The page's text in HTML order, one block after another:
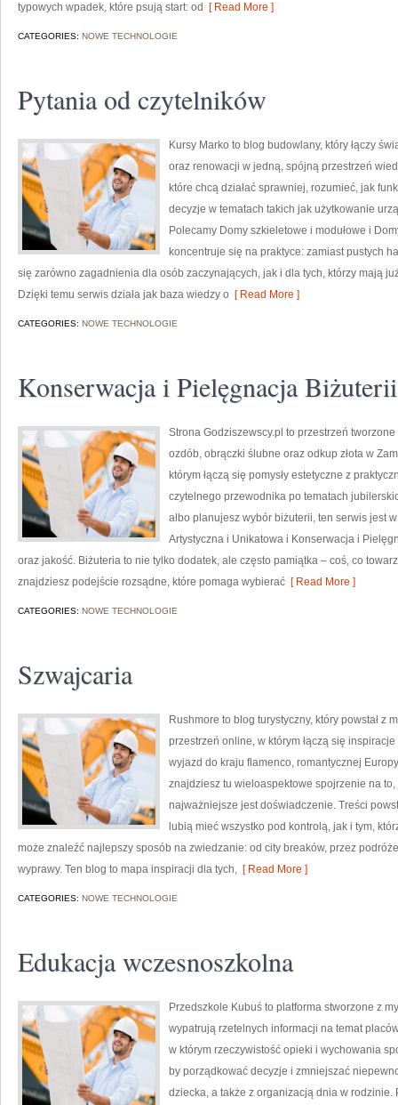
typowych wpadek, które psują start: od
[ Read More ]
CATEGORIES: NOWE TECHNOLOGIE
Pytania od czytelników
Kursy Marko to blog budowlany, który łączy
oraz renowacji w jedną, spójną przestrzeń
które chcą działać sprawniej, rozumieć, jak
decyzje w tematach takich jak użytkowanie
Polecamy Domy szkieletowe i modułowe i
koncentruje się na praktyce: zamiast pustych
się zarówno zagadnienia dla osób zaczynających, jak i dla tych, którzy mają
Dzięki temu serwis działa jak baza wiedzy o [ Read More ]
CATEGORIES: NOWE TECHNOLOGIE
Konserwacja i Pielęgnacja Biżuterii
Strona Godziszewscy.pl to przestrzeń
ozdób, obrączki ślubne oraz odkup złota w
którym łączą się pomysły estetyczne z
czytelnego przewodnika po tematach
albo planujesz wybór biżuterii, ten serwis jest
Artystyczna i Unikatowa i Konserwacja i
oraz jakość. Biżuteria to nie tylko dodatek, ale często pamiątka – coś, co
znajdziesz podejście rozsądne, które pomaga wybierać [ Read More ]
CATEGORIES: NOWE TECHNOLOGIE
Szwajcaria
Rushmore to blog turystyczny, który powstał z
przestrzeń online, w którym łączą się
wyjazd do kraju flamenco, romantycznej
znajdziesz tu wieloaspektowe spojrzenie na
najważniejsze jest doświadczenie. Treści
lubią mieć wszystko pod kontrolą, jak i tym,
może znaleźć najlepszy sposób na zwiedzanie: od city breaków, przez
wyprawy. Ten blog to mapa inspiracji dla tych, [ Read More ]
CATEGORIES: NOWE TECHNOLOGIE
Edukacja wczesnoszkolna
Przedszkole Kubuś to platforma stworzone z
wypatrują rzetelnych informacji na temat
w którym rzeczywistość opieki i wychowania
by porządkować decyzje i zmniejszać
dziecka, a także z organizacją dnia w